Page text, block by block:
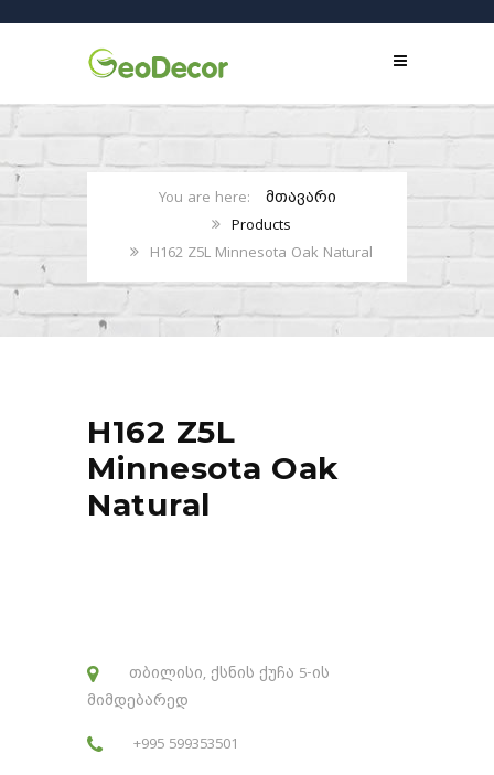
მთავარი
Products
H162 Z5L Minnesota Oak Natural
H162 Z5L
Minnesota Oak
Natural
თბილისი, ქსნის ქუჩა 5-ის
მიმდებარედ
+995 599353501